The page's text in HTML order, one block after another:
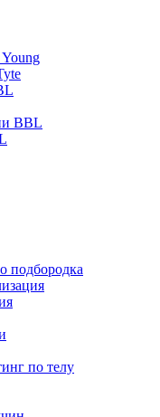
BBL
подбородка
по телу